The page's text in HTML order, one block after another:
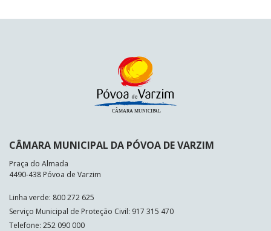
CÂMARA MUNICIPAL DA PÓVOA DE VARZIM
Praça do Almada
4490-438 Póvoa de Varzim
Linha verde: 800 272 625
Serviço Municipal de Proteção Civil: 917 315 470
Telefone: 252 090 000